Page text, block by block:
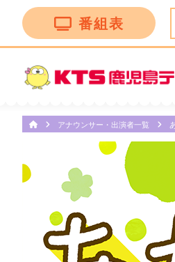
番組表
＆スポーツ 24:45 Ｋａｇｏ
アナウンサー・出演者一覧